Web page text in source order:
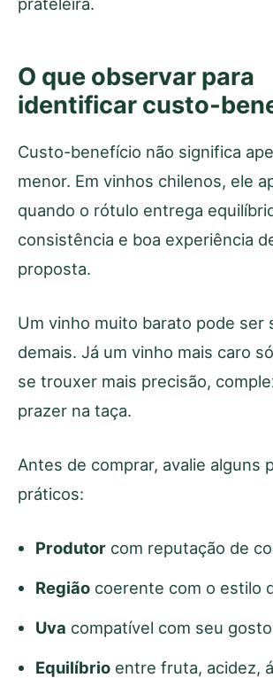
O que observar para
identificar custo-
Custo-benefício não significa
menor. Em vinhos chilenos, ele
quando o rótulo entrega
consistência e boa experiência
proposta.
Um vinho muito barato pode ser
demais. Já um vinho mais caro
se trouxer mais precisão,
prazer na taça.
Antes de comprar, avalie alguns
práticos:
Produtor com reputação de
Região coerente com o estilo
Uva compatível com seu
Equilíbrio entre fruta, acidez,